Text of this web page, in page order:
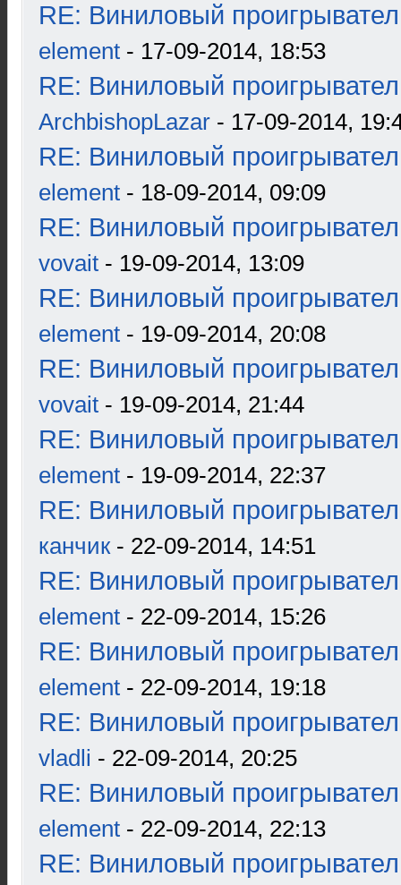
RE: Виниловый
element - 17-09-2014, 18:53
RE: Виниловый
ArchbishopLazar - 17-09-2014,
RE: Виниловый
element - 18-09-2014, 09:09
RE: Виниловый
vovait - 19-09-2014, 13:09
RE: Виниловый
element - 19-09-2014, 20:08
RE: Виниловый
vovait - 19-09-2014, 21:44
RE: Виниловый
element - 19-09-2014, 22:37
RE: Виниловый
канчик- 22-09-2014, 14:51
RE: Виниловый
element - 22-09-2014, 15:26
RE: Виниловый
element - 22-09-2014, 19:18
RE: Виниловый
vladli - 22-09-2014, 20:25
RE: Виниловый
element - 22-09-2014, 22:13
RE: Виниловый